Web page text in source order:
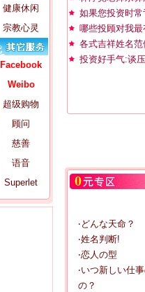
健康休闲
宗教心灵
Facebook
Weibo
超级购物
顾问
慈善
语音
Superlet
如果您投资时常
哪些投顾对我最
各式吉祥姓名范
投资好手气:谈
‧どんな天命？
‧姓名判断!
‧恋人の型
‧いつ新しい仕
の？